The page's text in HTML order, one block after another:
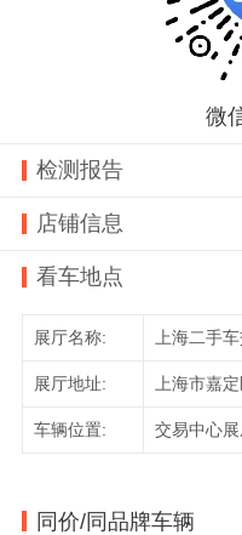
微
检测报告
店铺信息
看车地点
展厅名称: 上海二手
展厅地址: 上海市嘉
车辆位置: 交易中心
同价/同品牌车辆